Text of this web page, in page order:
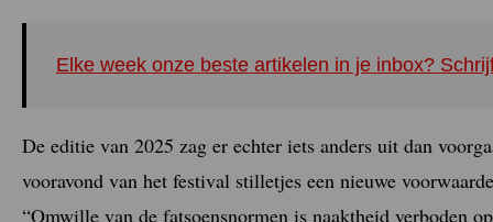
Elke week onze beste artikelen in je inbox?
De editie van 2025 zag er echter iets anders uit dan
vooravond van het festival stilletjes een nieuwe
“Omwille van de fatsoensnormen is naaktheid verboden